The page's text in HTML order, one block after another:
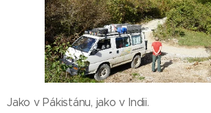
Jako v Pákistánu, jako v Indii.